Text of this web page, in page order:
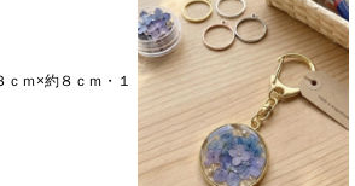
ｃｍ×約８ｃｍ・１